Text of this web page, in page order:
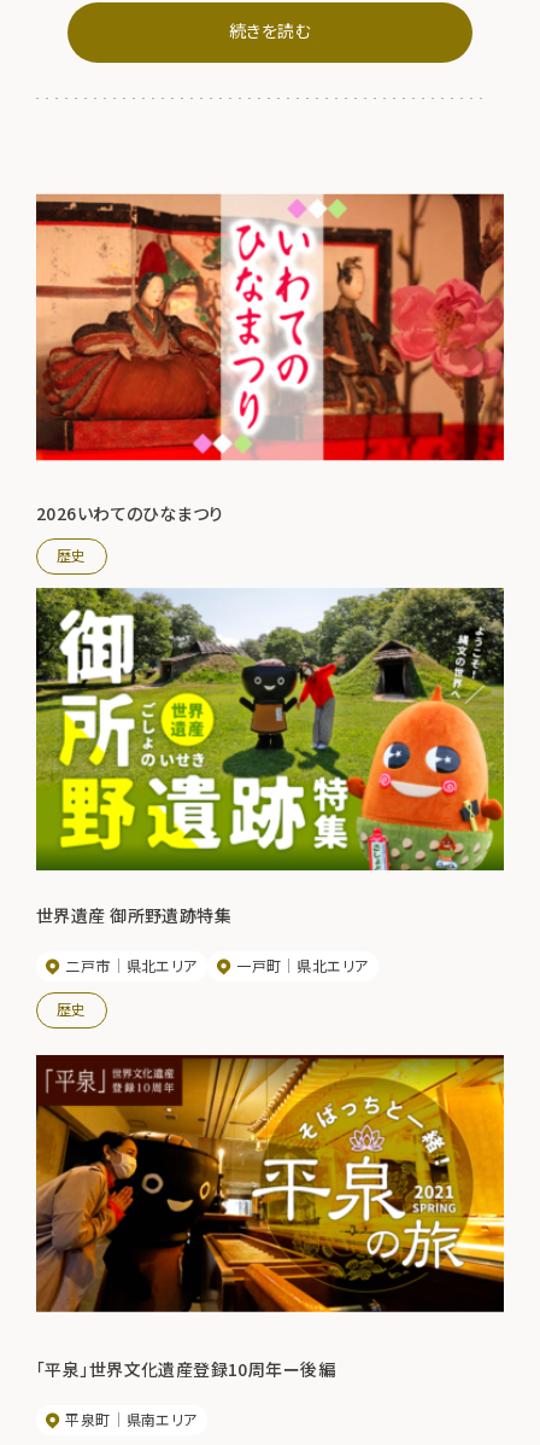
続きを読む
2026いわてのひなまつり
歴史
世界遺産 御所野遺跡特集
二戸市 県北エリア 一戸町 県北エリア
歴史
「平泉」世界文化遺産登録10周年ー後編
平泉町 県南エリア